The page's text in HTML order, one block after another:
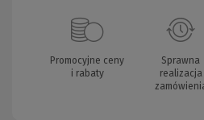
Promocyjne ceny
i rabaty
Sprawna
realizacja